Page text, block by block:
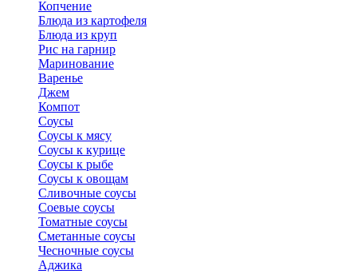
Копчение
Блюда из картофеля
Блюда из круп
Рис на гарнир
Маринование
Варенье
Джем
Компот
Соусы
Соусы к мясу
Соусы к курице
Соусы к рыбе
Соусы к овощам
Сливочные соусы
Соевые соусы
Томатные соусы
Сметанные соусы
Чесночные соусы
Аджика